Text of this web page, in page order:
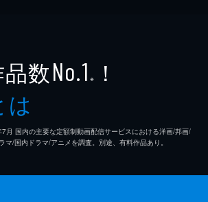
数No.1 ※ ！
は
⽉ 国内の主要な定額制動画配信サービスにおける洋画/邦画/
マ/国内ドラマ/アニメを調査。別途、有料作品あり。